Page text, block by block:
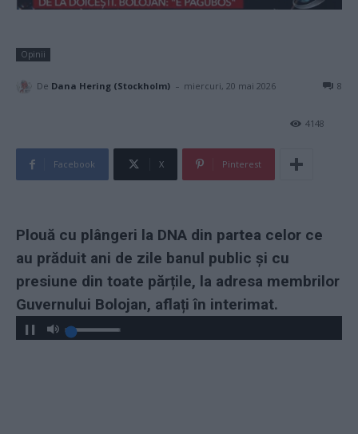
Opinii
De Dana Hering (Stockholm) - miercuri, 20 mai 2026 8
4148
Facebook X Pinterest
Plouă cu plângeri la DNA din partea celor ce
au prăduit ani de zile banul public și cu
presiune din toate părțile, la adresa membrilor
Guvernului Bolojan, aflați în interimat.